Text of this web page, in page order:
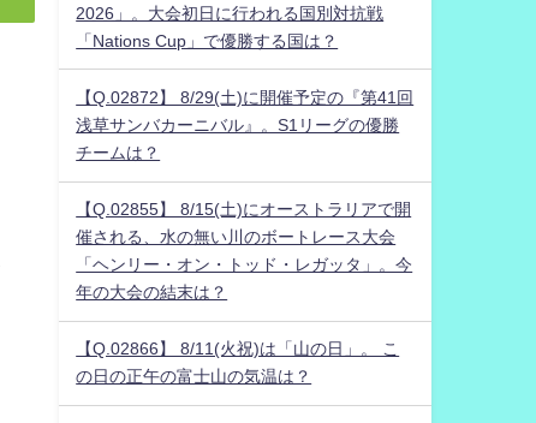
2026」。大会初日に行われる国別対抗戦
「Nations Cup」で優勝する国は？
【Q.02872】 8/29(土)に開催予定の『第41回
浅草サンバカーニバル』。S1リーグの優勝
チームは？
【Q.02855】 8/15(土)にオーストラリアで開
催される、水の無い川のボートレース大会
「ヘンリー・オン・トッド・レガッタ」。今
年の大会の結末は？
【Q.02866】 8/11(火祝)は「山の日」。 こ
の日の正午の富士山の気温は？